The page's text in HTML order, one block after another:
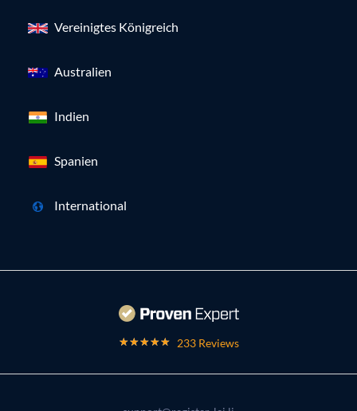
Vereinigtes Königreich
Australien
Indien
Spanien
International
233 Reviews